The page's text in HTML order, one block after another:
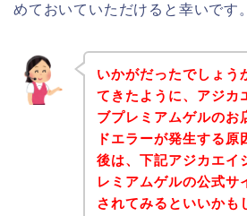
めておいていただけると幸いです。
いかがだったでしょう
てきたように、アジカ
ブプレミアムゲルのお
ドエラーが発生する原
後は、下記アジカエイ
レミアムゲルの公式サ
されてみるといいかも